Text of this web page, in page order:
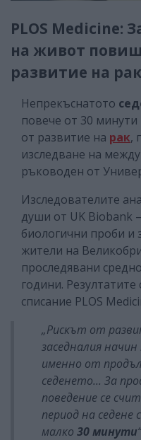
PLOS Medicine:
на живот
развитие на рак
Непрекъснатото
повече от 30
от развитие на рак,
изследване на
ръководен от
Изследователите
души от UK Biobank
биологични проби
жители на
проследявани
години.
списание PLOS
„Рискът от
заседналия
именно от
седенето... За
поведение се
период на
малко 30 минути